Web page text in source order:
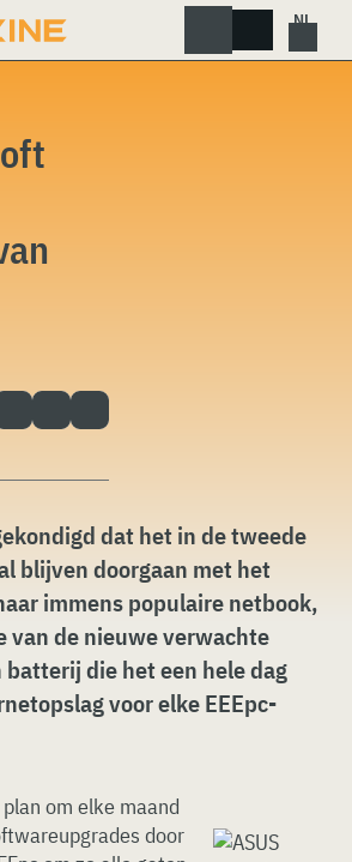
dat het in de tweede
blijven doorgaan met het
immens populaire netbook,
van de nieuwe verwachte
die het een hele dag
voor elke EEEpc-
om elke maand
door